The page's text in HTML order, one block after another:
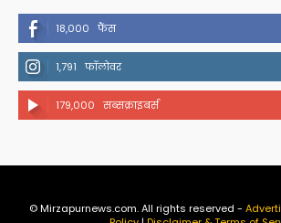
18,000 फैंस
1,791 फॉलोवर
179,000 सब्सक्राइबर्स
© Mirzapurnews.com. All rights reserved -